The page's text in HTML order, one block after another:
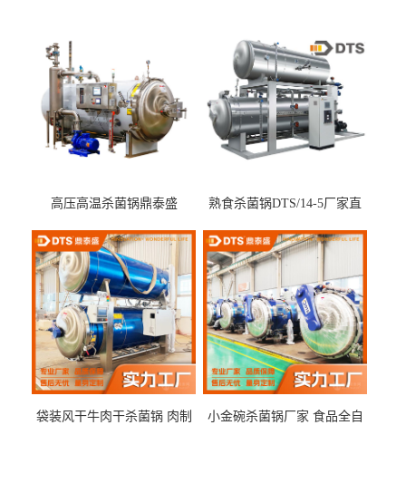
高压高温杀菌锅鼎泰盛
熟食杀菌锅DTS/14-5厂家直
袋装风干牛肉干杀菌锅 肉制
小金碗杀菌锅厂家 食品全自